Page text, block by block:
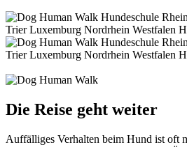
Die Reise geht weiter
Auffälliges Verhalten beim Hund ist oft